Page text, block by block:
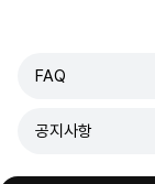
FAQ
공지사항